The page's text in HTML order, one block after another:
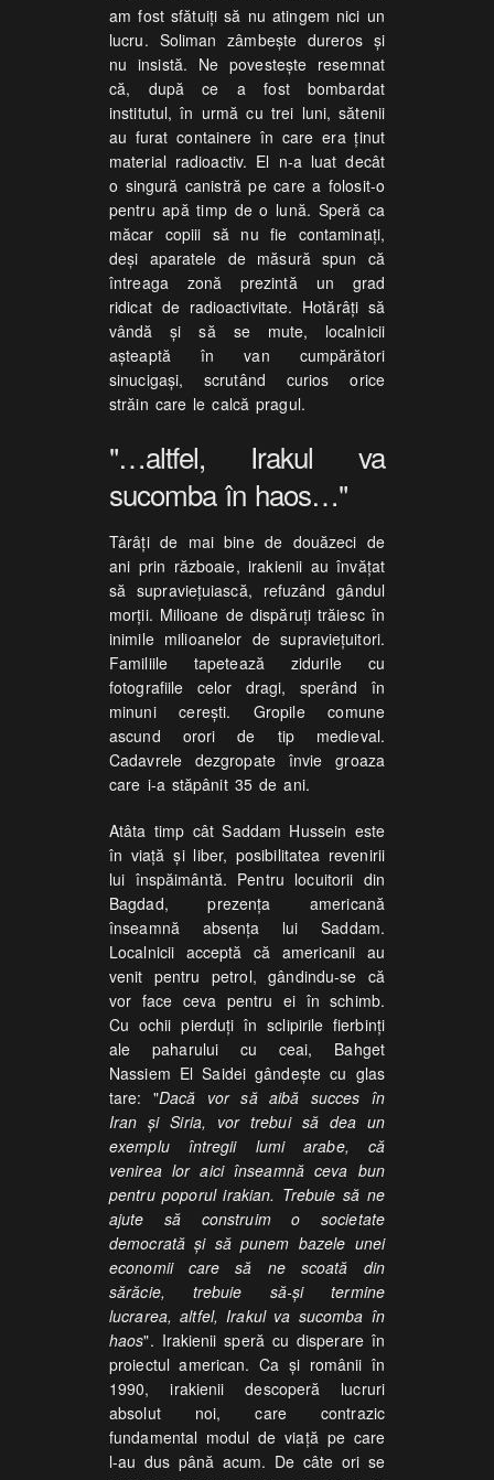
am fost sfătuiţi să nu atingem nici un
lucru. Soliman zâmbeşte dureros şi
nu insistă. Ne povesteşte resemnat
că, după ce a fost bombardat
institutul, în urmă cu trei luni, sătenii
au furat containere în care era ţinut
material radioactiv. El n-a luat decât
o singură canistră pe care a folosit-o
pentru apă timp de o lună. Speră ca
măcar copiii să nu fie contaminaţi,
deşi aparatele de măsură spun că
întreaga zonă prezintă un grad
ridicat de radioactivitate. Hotărâţi să
vândă şi să se mute, localnicii
aşteaptă în van cumpărători
sinucigaşi, scrutând curios orice
străin care le calcă pragul.
"…altfel, Irakul va
sucomba în haos…"
Târâţi de mai bine de douăzeci de
ani prin războaie, irakienii au învăţat
să supravieţuiască, refuzând gândul
morţii. Milioane de dispăruţi trăiesc în
inimile milioanelor de supravieţuitori.
Familiile tapetează zidurile cu
fotografiile celor dragi, sperând în
minuni cereşti. Gropile comune
ascund orori de tip medieval.
Cadavrele dezgropate învie groaza
care i-a stăpânit 35 de ani.
Atâta timp cât Saddam Hussein este
în viaţă şi liber, posibilitatea revenirii
lui înspăimântă. Pentru locuitorii din
Bagdad, prezenţa americană
înseamnă absenţa lui Saddam.
Localnicii acceptă că americanii au
venit pentru petrol, gândindu-se că
vor face ceva pentru ei în schimb.
Cu ochii pierduţi în sclipirile fierbinţi
ale paharului cu ceai, Bahget
Nassiem El Saidei gândeşte cu glas
tare: "Dacă vor să aibă succes în
Iran şi Siria, vor trebui să dea un
exemplu întregii lumi arabe, că
venirea lor aici înseamnă ceva bun
pentru poporul irakian. Trebuie să ne
ajute să construim o societate
democrată şi să punem bazele unei
economii care să ne scoată din
sărăcie, trebuie să-şi termine
lucrarea, altfel, Irakul va sucomba în
haos". Irakienii speră cu disperare în
proiectul american. Ca şi românii în
1990, irakienii descoperă lucruri
absolut noi, care contrazic
fundamental modul de viaţă pe care
l-au dus până acum. De câte ori se